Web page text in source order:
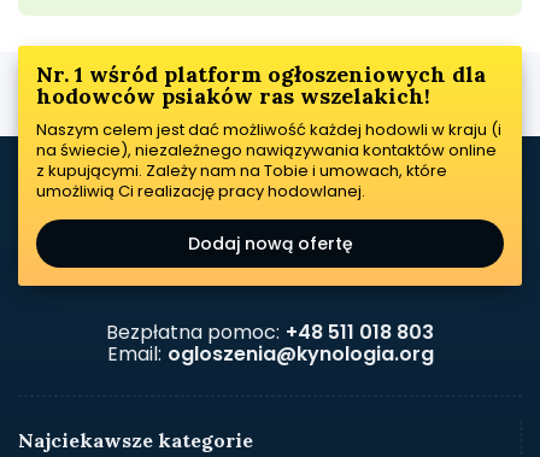
Nr. 1 wśród platform ogłoszeniowych dla
hodowców psiaków ras wszelakich!
Naszym celem jest dać możliwość każdej hodowli w kraju (i
na świecie), niezależnego nawiązywania kontaktów online
z kupującymi. Zależy nam na Tobie i umowach, które
umożliwią Ci realizację pracy hodowlanej.
Dodaj nową ofertę
Bezpłatna pomoc: +48 511 018 803
Email: ogloszenia@kynologia.org
Najciekawsze kategorie